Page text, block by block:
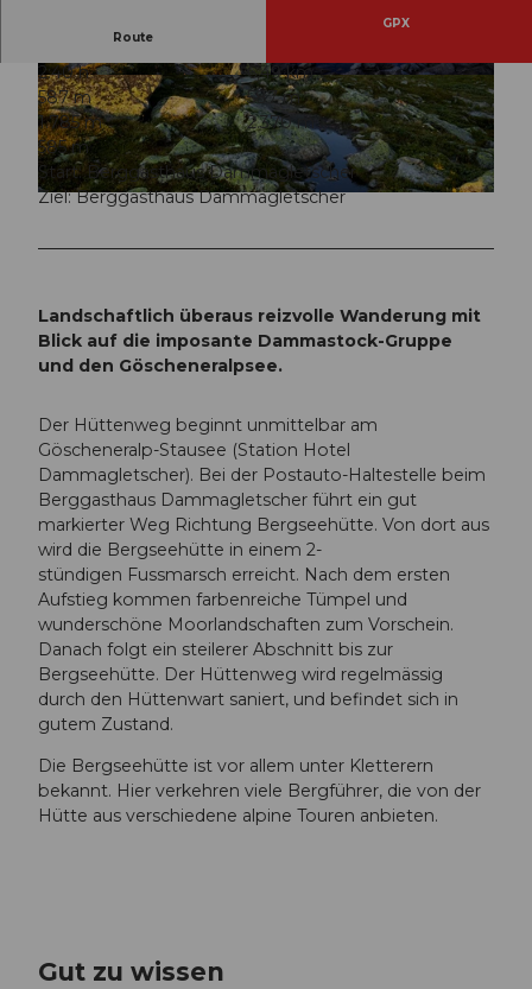
© Andermatt-Urserntal Tourismus GmbH, Ferienregion Andermatt
© Andermatt-Urserntal Tourismus GmbH, Ferie
nregion Andermatt
© Andermatt-Urserntal Tourismus GmbH, Ferie
nregion Andermatt
Route
GPX
2:40 h
6,49 km
587 m
587 m
1.785 m
2.370 m
585 m
Start: Berggasthaus Dammagletscher
Ziel: Berggasthaus Dammagletscher
Landschaftlich überaus reizvolle Wanderung mit
Blick auf die imposante Dammastock-Gruppe
und den Göscheneralpsee.
Der Hüttenweg beginnt unmittelbar am
Göscheneralp-Stausee (Station Hotel
Dammagletscher). Bei der Postauto-Haltestelle beim
Berggasthaus Dammagletscher führt ein gut
markierter Weg Richtung Bergseehütte. Von dort aus
wird die Bergseehütte in einem 2-
stündigen Fussmarsch erreicht. Nach dem ersten
Aufstieg kommen farbenreiche Tümpel und
wunderschöne Moorlandschaften zum Vorschein.
Danach folgt ein steilerer Abschnitt bis zur
Bergseehütte. Der Hüttenweg wird regelmässig
durch den Hüttenwart saniert, und befindet sich in
gutem Zustand.
Die Bergseehütte ist vor allem unter Kletterern
bekannt. Hier verkehren viele Bergführer, die von der
Hütte aus verschiedene alpine Touren anbieten.
Gut zu wissen